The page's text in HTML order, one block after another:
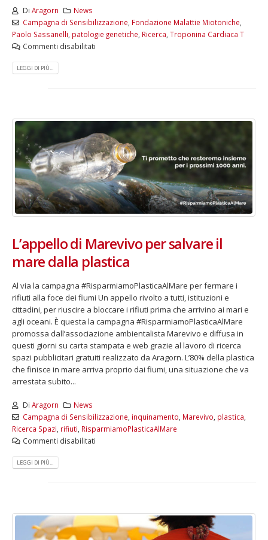
Di Aragorn
News
Campagna di Sensibilizzazione Fondazione Malattie Miotoniche
Paolo Sassanelli patologie genetiche Ricerca Troponina Cardiaca T
Commenti disabilitati
LEGGI DI PIÙ...
L’appello di Marevivo per salvare il
mare dalla plastica
Al via la campagna #RisparmiamoPlasticaAlMare per fermare i
rifiuti alla foce dei fiumi Un appello rivolto a tutti, istituzioni e
cittadini, per riuscire a bloccare i rifiuti prima che arrivino ai mari e
agli oceani. È questa la campagna #RisparmiamoPlasticaAlMare
promossa dall’associazione ambientalista Marevivo e diffusa in
questi giorni su carta stampata e web grazie al lavoro di ricerca
spazi pubblicitari gratuiti realizzato da Aragorn. L’80% della plastica
che finisce in mare arriva proprio dai fiumi, una situazione che va
arrestata subito...
Di Aragorn
News
Campagna di Sensibilizzazione inquinamento Marevivo plastica
Ricerca Spazi rifiuti RisparmiamoPlasticaAlMare
Commenti disabilitati
LEGGI DI PIÙ...